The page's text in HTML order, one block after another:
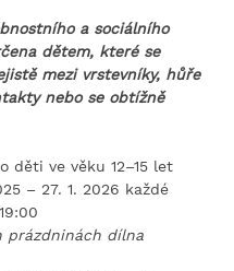
a sociálního
dětem, které se
mezi vrstevníky, hůře
nebo se obtížně
děti ve věku 12–15 let
– 27. 1. 2026 každé
prázdninách dílna